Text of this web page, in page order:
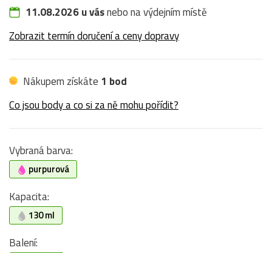
11.08.2026 u vásnebo na výdejním místě
Zobrazit termín doručení a ceny dopravy
Nákupem získáte 1 bod
Co jsou body a co si za ně mohu pořídit?
Vybraná barva:
purpurová
Kapacita:
130 ml
Balení: